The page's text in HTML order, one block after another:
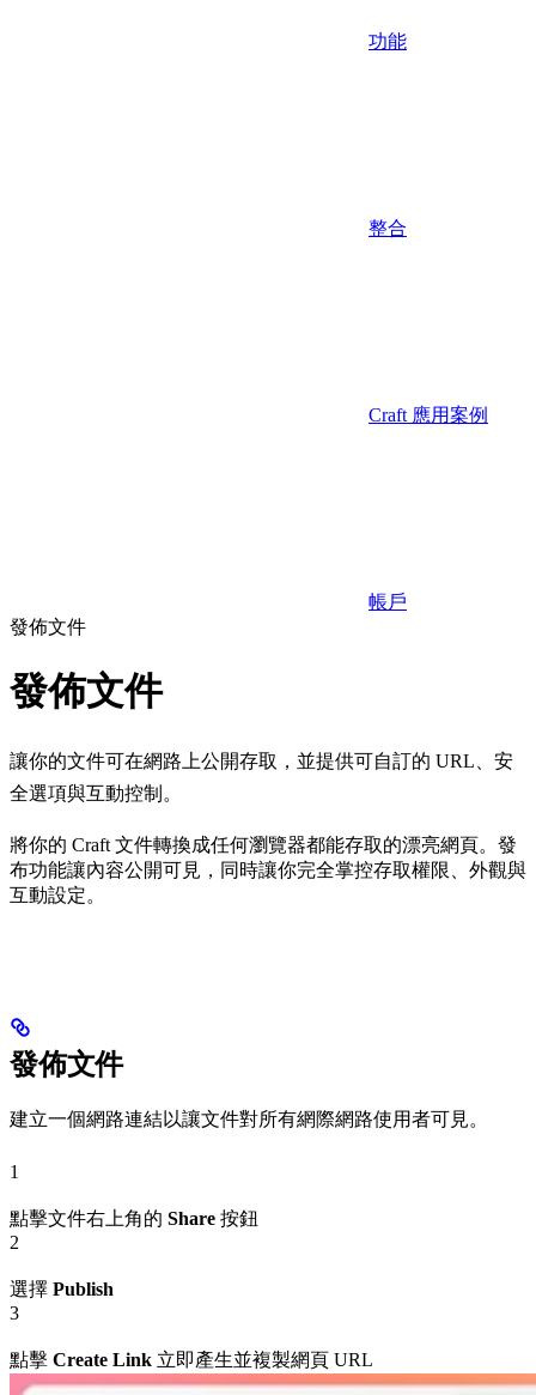
功能
整合
Craft 應用案例
帳戶
發佈文件
發佈文件
讓你的文件可在網路上公開存取，並提供可自訂的 URL、安
全選項與互動控制。
將你的 Craft 文件轉換成任何瀏覽器都能存取的漂亮網頁。發
布功能讓內容公開可見，同時讓你完全掌控存取權限、外觀與
互動設定。
發佈文件
建立一個網路連結以讓文件對所有網際網路使用者可見。
1
點擊文件右上角的 Share 按鈕
2
選擇 Publish
3
點擊 Create Link 立即產生並複製網頁 URL